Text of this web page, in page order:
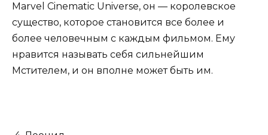
Marvel Cinematic Universe, он — королевское
существо, которое становится все более и
более человечным с каждым фильмом. Ему
нравится называть себя сильнейшим
Мстителем, и он вполне может быть им.